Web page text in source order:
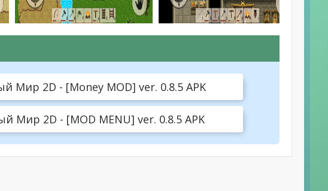
Мир 2D - [Money MOD] ver. 0.8.5 APK
Мир 2D - [MOD MENU] ver. 0.8.5 APK